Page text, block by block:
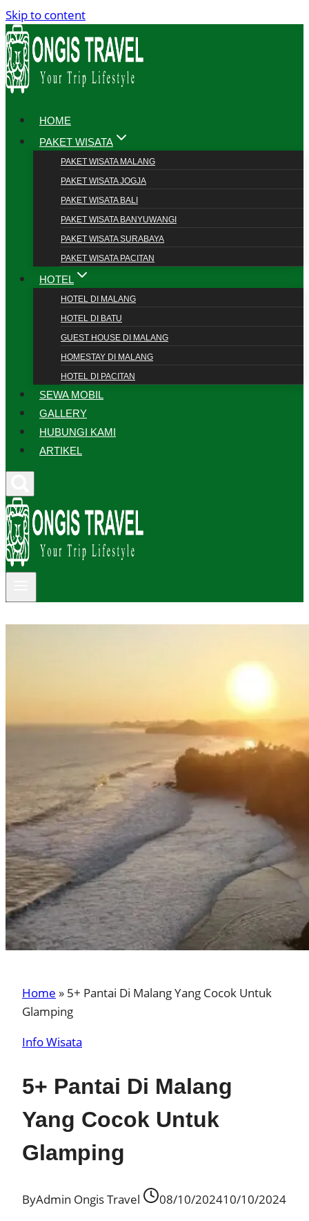
Skip to content
HOME
PAKET WISATA
PAKET WISATA MALANG
PAKET WISATA JOGJA
PAKET WISATA BALI
PAKET WISATA BANYUWANGI
PAKET WISATA SURABAYA
PAKET WISATA PACITAN
HOTEL
HOTEL DI MALANG
HOTEL DI BATU
GUEST HOUSE DI MALANG
HOMESTAY DI MALANG
HOTEL DI PACITAN
SEWA MOBIL
GALLERY
HUBUNGI KAMI
ARTIKEL
Home » 5+ Pantai Di Malang Yang Cocok Untuk
Glamping
Info Wisata
5+ Pantai Di Malang
Yang Cocok Untuk
Glamping
ByAdmin Ongis Travel 08/10/202410/10/2024